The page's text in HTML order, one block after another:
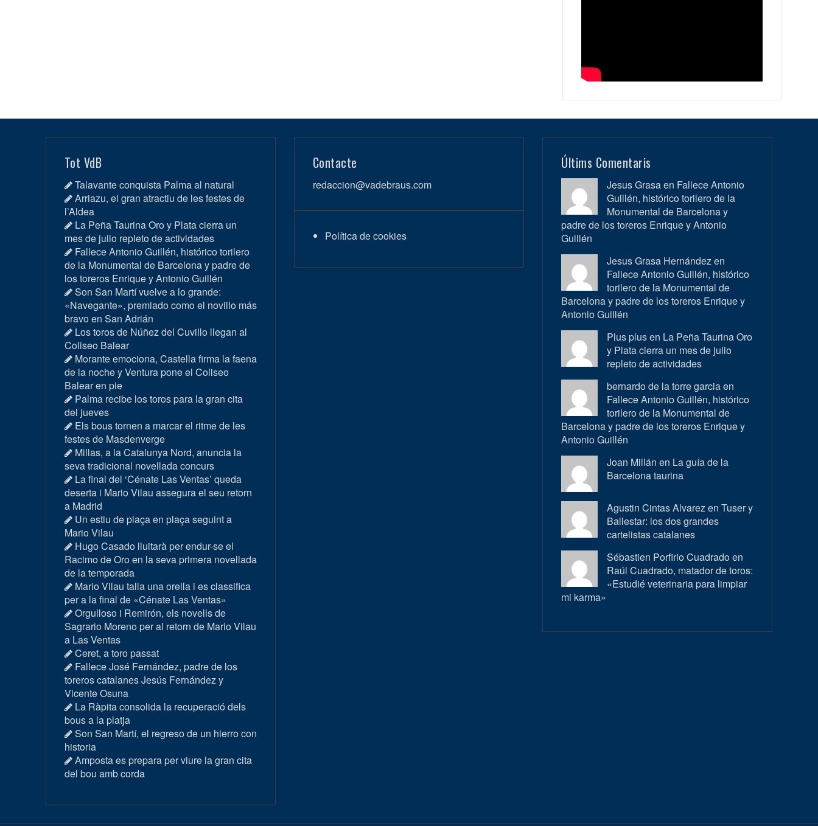
Tot VdB
Talavante conquista Palma al natural
Arriazu, el gran atractiu de les festes de
l’Aldea
La Peña Taurina Oro y Plata cierra un
mes de julio repleto de actividades
Fallece Antonio Guillén, histórico torilero
de la Monumental de Barcelona y padre de
los toreros Enrique y Antonio Guillén
Son San Martí vuelve a lo grande:
«Navegante», premiado como el novillo más
bravo en San Adrián
Los toros de Núñez del Cuvillo llegan al
Coliseo Balear
Morante emociona, Castella firma la faena
de la noche y Ventura pone el Coliseo
Balear en pie
Palma recibe los toros para la gran cita
del jueves
Els bous tornen a marcar el ritme de les
festes de Masdenverge
Millas, a la Catalunya Nord, anuncia la
seva tradicional novellada concurs
La final del ‘Cénate Las Ventas’ queda
deserta i Mario Vilau assegura el seu retorn
a Madrid
Un estiu de plaça en plaça seguint a
Mario Vilau
Hugo Casado lluitarà per endur-se el
Racimo de Oro en la seva primera novellada
de la temporada
Mario Vilau talla una orella i es classifica
per a la final de «Cénate Las Ventas»
Orgulloso i Remirón, els novells de
Sagrario Moreno per al retorn de Mario Vilau
a Las Ventas
Ceret, a toro passat
Fallece José Fernández, padre de los
toreros catalanes Jesús Fernández y
Vicente Osuna
La Ràpita consolida la recuperació dels
bous a la platja
Son San Martí, el regreso de un hierro con
historia
Amposta es prepara per viure la gran cita
del bou amb corda
Contacte
redaccion@vadebraus.com
Política de cookies
Últims Comentaris
Jesus Grasa en Fallece Antonio
Guillén, histórico torilero de la
Monumental de Barcelona y
padre de los toreros Enrique y Antonio
Guillén
Jesus Grasa Hernández en
Fallece Antonio Guillén, histórico
torilero de la Monumental de
Barcelona y padre de los toreros Enrique y
Antonio Guillén
Plus plus en La Peña Taurina Oro
y Plata cierra un mes de julio
repleto de actividades
bernardo de la torre garcia en
Fallece Antonio Guillén, histórico
torilero de la Monumental de
Barcelona y padre de los toreros Enrique y
Antonio Guillén
Joan Millán en La guía de la
Barcelona taurina
Agustin Cintas Alvarez enTuser y
Ballestar: los dos grandes
cartelistas catalanes
Sébastien Porfirio Cuadrado en
Raúl Cuadrado, matador de toros:
«Estudié veterinaria para limpiar
mi karma»